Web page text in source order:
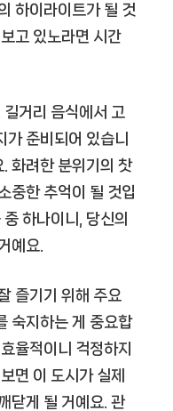
하이라이트가 될 것
고 있노라면 시간
거리 음식에서 고
가 준비되어 있습니
화려한 분위기의 찻
중한 추억이 될 것입
하나이니, 당신의
예요.
즐기기 위해 주요
숙지하는 게 중요합
율적이니 걱정하지
면 이 도시가 실제
닫게 될 거예요. 관